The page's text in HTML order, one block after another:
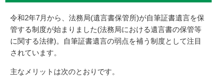
令和2年7月から、法務局(遺言書保管所)が自筆証書遺言を保
管する制度が始まりました(法務局における遺言書の保管等
に関する法律)。自筆証書遺言の弱点を補う制度として注目
されています。
主なメリットは次のとおりです。